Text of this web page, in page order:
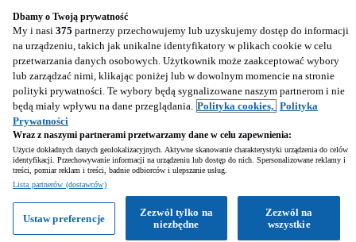
Napisz
Zadzwoń WhatsApp
Dbamy o Twoją prywatność
My i nasi 375 partnerzy przechowujemy lub uzyskujemy dostęp do informacji
na urządzeniu, takich jak unikalne identyfikatory w plikach cookie w celu
przetwarzania danych osobowych. Użytkownik może zaakceptować wybory
lub zarządzać nimi, klikając poniżej lub w dowolnym momencie na stronie
polityki prywatności. Te wybory będą sygnalizowane naszym partnerom i nie
będą miały wpływu na dane przeglądania. Polityka cookies, Polityka
Prywatności
Wraz z naszymi partnerami przetwarzamy dane w celu zapewnienia:
Użycie dokładnych danych geolokalizacyjnych. Aktywne skanowanie charakterystyki urządzenia do celów
identyfikacji. Przechowywanie informacji na urządzeniu lub dostęp do nich. Spersonalizowane reklamy i
treści, pomiar reklam i treści, badnie odbiorców i ulepszanie usług.
Lista partnerów (dostawców)
Zezwól na
wszystkie
Zezwól tylko na
niezbędne
Ustaw preferencje